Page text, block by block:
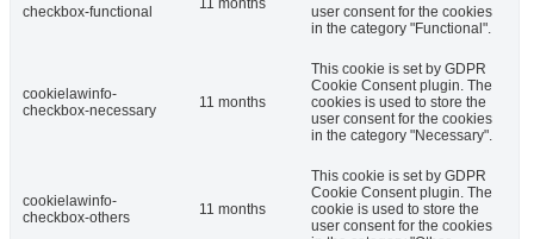
checkbox-functional
11 months
user consent for the cookies
in the category "Functional".
cookielawinfo-
checkbox-necessary
11 months
This cookie is set by GDPR
Cookie Consent plugin. The
cookies is used to store the
user consent for the cookies
in the category "Necessary".
cookielawinfo-
checkbox-others
11 months
This cookie is set by GDPR
Cookie Consent plugin. The
cookie is used to store the
user consent for the cookies